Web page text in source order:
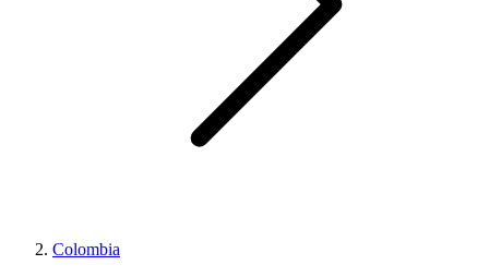
Colombia